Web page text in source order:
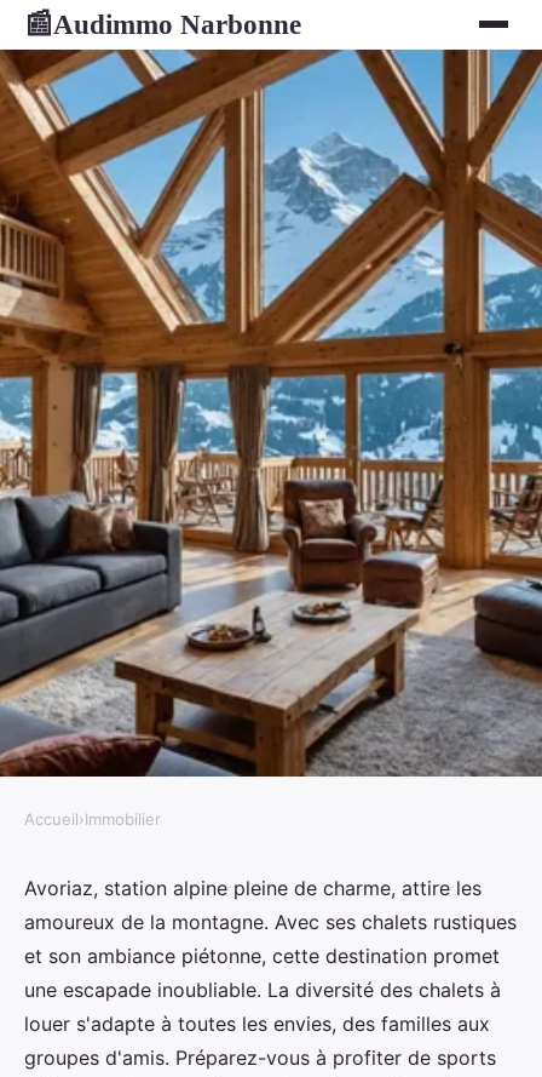
📰Audimmo Narbonne
Location chalet avoriaz : votre
escapade alpine de rêve !
Noa •16 octobre 2024•4 min de lecture
Accueil›Immobilier
Avoriaz, station alpine pleine de charme, attire les
amoureux de la montagne. Avec ses chalets rustiques
et son ambiance piétonne, cette destination promet
une escapade inoubliable. La diversité des chalets à
louer s'adapte à toutes les envies, des familles aux
groupes d'amis. Préparez-vous à profiter de sports